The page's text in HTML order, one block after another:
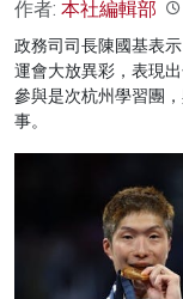
作者: 本社編輯部
政務司司長陳國基表
運會大放異彩，表現
參與是次杭州學習團
事。